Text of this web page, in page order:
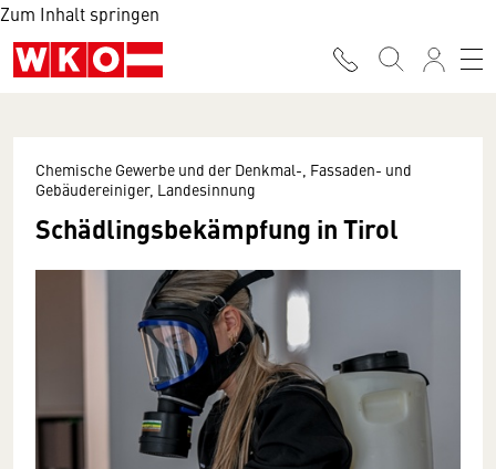
Zum Inhalt springen
Chemische Gewerbe und der Denkmal-, Fassaden- und
Gebäudereiniger, Landesinnung
Schädlingsbekämpfung in Tirol